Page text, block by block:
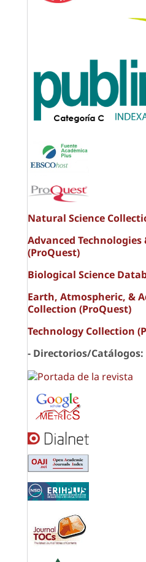
Natural Science
Advanced Technologies
(ProQuest)
Biological Science
Earth, Atmospheric, &
Collection (ProQuest)
Technology Collection
- Directorios/Catálogos: